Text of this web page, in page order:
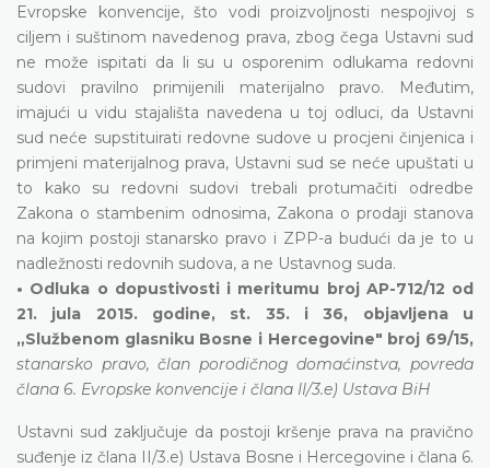
Evropske konvencije, što vodi proizvoljnosti nespojivoj s
ciljem i suštinom navedenog prava, zbog čega Ustavni sud
ne može ispitati da li su u osporenim odlukama redovni
sudovi pravilno primijenili materijalno pravo. Međutim,
imajući u vidu stajališta navedena u toj odluci, da Ustavni
sud neće supstituirati redovne sudove u procjeni činjenica i
primjeni materijalnog prava, Ustavni sud se neće upuštati u
to kako su redovni sudovi trebali protumačiti odredbe
Zakona o stambenim odnosima, Zakona o prodaji stanova
na kojim postoji stanarsko pravo i ZPP-a budući da je to u
nadležnosti redovnih sudova, a ne Ustavnog suda.
• Odluka o dopustivosti i meritumu broj AP-712/12 od
21. jula 2015. godine, st. 35. i 36, objavljena u
„Službenom glasniku Bosne i Hercegovine" broj 69/15,
stanarsko pravo, član porodičnog domaćinstva, povreda
člana 6. Evropske konvencije i člana II/3.e) Ustava BiH
Ustavni sud zaključuje da postoji kršenje prava na pravično
suđenje iz člana II/3.e) Ustava Bosne i Hercegovine i člana 6.